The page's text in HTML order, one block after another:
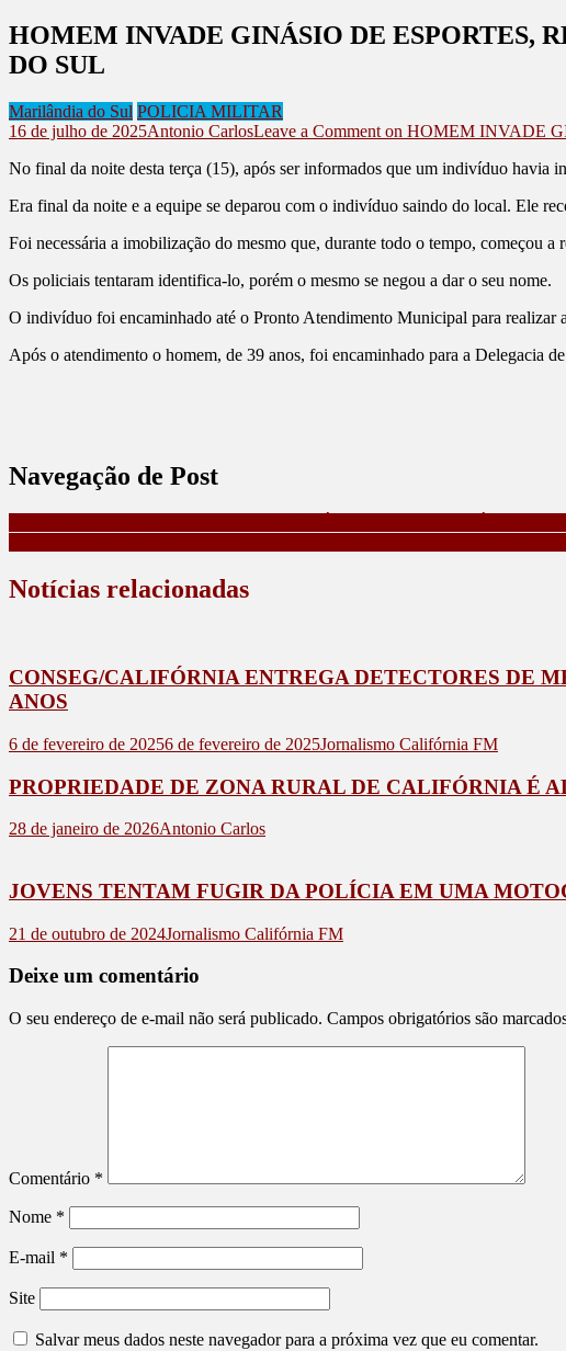
HOMEM INVADE GINÁSIO DE ESPORTES,
DO SUL
Marilândia do Sul POLICIA MILITAR
16 de julho de 2025Antonio CarlosLeave a Comment on HOMEM INVADE
No final da noite desta terça (15), após ser informados que um indivíduo havia
Era final da noite e a equipe se deparou com o indivíduo saindo do local. Ele
Foi necessária a imobilização do mesmo que, durante todo o tempo, começou
Os policiais tentaram identifica-lo, porém o mesmo se negou a dar o seu nome.
O indivíduo foi encaminhado até o Pronto Atendimento Municipal para realizar
Após o atendimento o homem, de 39 anos, foi encaminhado para a Delegacia
Navegação de Post
Notícias relacionadas
CONSEG/CALIFÓRNIA ENTREGA DETECTORES DE
ANOS
6 de fevereiro de 20256 de fevereiro de 2025Jornalismo Califórnia FM
PROPRIEDADE DE ZONA RURAL DE CALIFÓRNIA É
28 de janeiro de 2026Antonio Carlos
JOVENS TENTAM FUGIR DA POLÍCIA EM UMA
21 de outubro de 2024Jornalismo Califórnia FM
Deixe um comentário
O seu endereço de e-mail não será publicado. Campos obrigatórios são
Comentário *
Nome *
E-mail *
Site
Salvar meus dados neste navegador para a próxima vez que eu comentar.